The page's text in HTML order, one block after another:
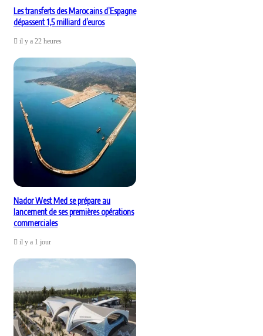
Les transferts des Marocains d’Espagne
dépassent 1,5 milliard d’euros
il y a 22 heures
Nador West Med se prépare au
lancement de ses premières opérations
commerciales
il y a 1 jour